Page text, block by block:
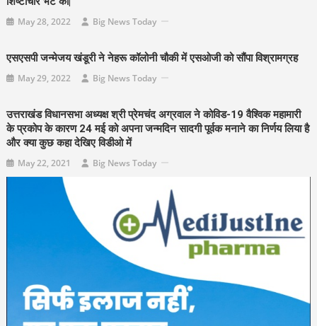
May 28, 2022 Big News Today
एसएसपी जन्मेजय खंडूरी ने नेहरू कॉलोनी चौकी में एसओजी को सौंपा विश्रामग्रह
May 29, 2022 Big News Today
उत्तराखंड विधानसभा अध्यक्ष श्री प्रेमचंद अग्रवाल ने कोविड-19 वैश्विक महामारी
के प्रकोप के कारण 24 मई को अपना जन्मदिन सादगी पूर्वक मनाने का निर्णय लिया है
और क्या कुछ कहा देखिए विडीओ में
May 22, 2021 Big News Today